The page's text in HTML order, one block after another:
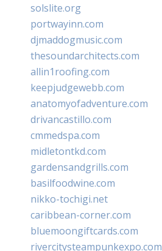
solslite.org
portwayinn.com
djmaddogmusic.com
thesoundarchitects.com
allin1roofing.com
keepjudgewebb.com
anatomyofadventure.com
drivancastillo.com
cmmedspa.com
midletontkd.com
gardensandgrills.com
basilfoodwine.com
nikko-tochigi.net
caribbean-corner.com
bluemoongiftcards.com
rivercitysteampunkexpo.com